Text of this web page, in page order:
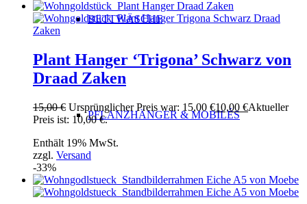
BETTWÄSCHE
PFLANZHÄNGER & MOBILÉS
Plant Hanger ‘Trigona’ Schwarz von
Draad Zaken
15,00€ Ursprünglicher Preis war: 15,00 €10,00 €Aktueller
Preis ist: 10,00 €.
Enthält 19% MwSt.
zzgl. Versand
-33%